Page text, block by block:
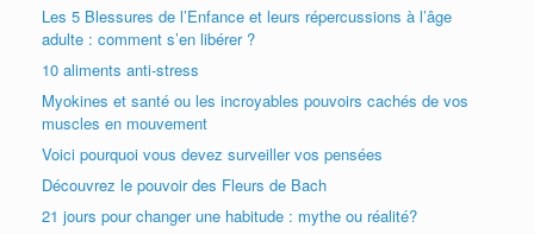
Les 5 Blessures de l’Enfance et leurs répercussions à l’âge
adulte : comment s’en libérer ?
10 aliments anti-stress
Myokines et santé ou les incroyables pouvoirs cachés de vos
muscles en mouvement
Voici pourquoi vous devez surveiller vos pensées
Découvrez le pouvoir des Fleurs de Bach
21 jours pour changer une habitude : mythe ou réalité?